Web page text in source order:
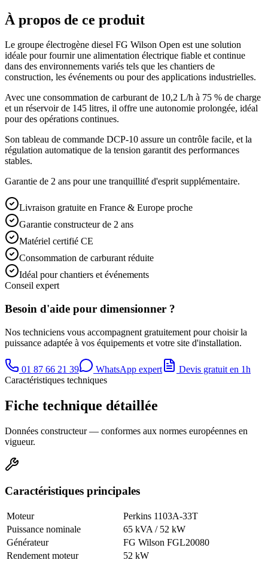
À propos de ce produit
Le groupe électrogène diesel FG Wilson Open est une solution
idéale pour fournir une alimentation électrique fiable et continue
dans des environnements variés tels que les chantiers de
construction, les événements ou pour des applications industrielles.
Avec une consommation de carburant de 10,2 L/h à 75 % de charge
et un réservoir de 145 litres, il offre une autonomie prolongée, idéal
pour des opérations continues.
Son tableau de commande DCP-10 assure un contrôle facile, et la
régulation automatique de la tension garantit des performances
stables.
Garantie de 2 ans pour une tranquillité d'esprit supplémentaire.
Livraison gratuite en France & Europe proche
Garantie constructeur de 2 ans
Matériel certifié CE
Consommation de carburant réduite
Idéal pour chantiers et événements
Conseil expert
Besoin d'aide pour dimensionner ?
Nos techniciens vous accompagnent gratuitement pour choisir la
puissance adaptée à vos équipements et votre site d'installation.
01 87 66 21 39 WhatsApp expert
Devis gratuit en 1h
Caractéristiques techniques
Fiche technique détaillée
Données constructeur — conformes aux normes européennes en
vigueur.
Caractéristiques principales
Moteur
Perkins 1103A-33T
Puissance nominale
65 kVA / 52 kW
Générateur
FG Wilson FGL20080
Rendement moteur
52 kW